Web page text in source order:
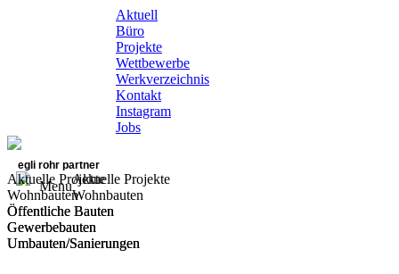
Aktuell
Büro
Projekte
Wettbewerbe
Werkverzeichnis
Kontakt
Instagram
Jobs
egli rohr partner
Menu
Aktuelle Projekte
Wohnbauten
Öffentliche Bauten
Gewerbebauten
Umbauten/Sanierungen
Aktuelle Projekte
Wohnbauten
Öffentliche Bauten
Gewerbebauten
Umbauten/Sanierungen